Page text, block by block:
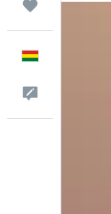
Trips